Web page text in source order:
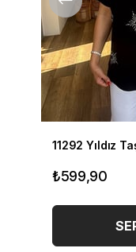
11292 Yıldız
₺599,90